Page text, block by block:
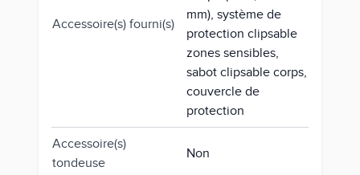
Accessoire(s) fourni(s)
mm), système de
protection clipsable
zones sensibles,
sabot clipsable corps,
couvercle de
protection
Accessoire(s)
tondeuse
Non